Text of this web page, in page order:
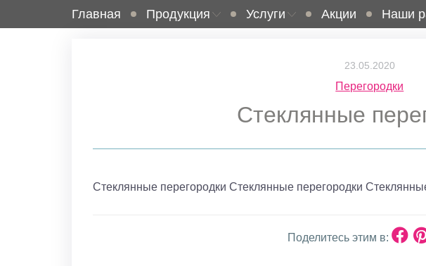
Главная Продукция Услуги Акции Наши
23.05.2020
Перегородки
Стеклянные
Стеклянные перегородки Стеклянные перегородки
Поделитесь этим в: